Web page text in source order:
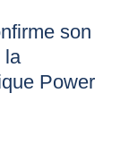
son
la
Power